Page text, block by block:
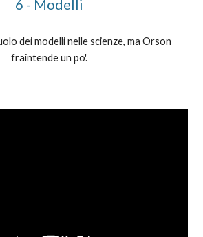
6 - Modelli
dei modelli nelle scienze, ma Orson
fraintende un po'.